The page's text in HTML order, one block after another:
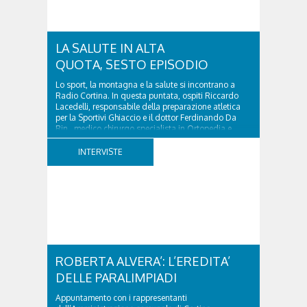
LA SALUTE IN ALTA
QUOTA, SESTO EPISODIO
Lo sport, la montagna e la salute si incontrano a
Radio Cortina. In questa puntata, ospiti Riccardo
Lacedelli, responsabile della preparazione atletica
per la Sportivi Ghiaccio e il dottor Ferdinando Da
Rin, medico chirurgo specialista in Ortopedia e
Traumatologia di Ospedale Cortina. GVM...
INTERVISTE
ROBERTA ALVERA’: L’EREDITA’
DELLE PARALIMPIADI
Appuntamento con i rappresentanti